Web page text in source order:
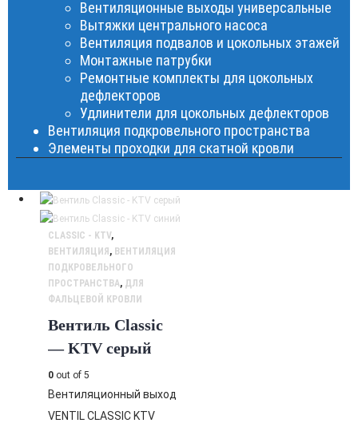
Вентиляционные выходы универсальные
Вытяжки центрального насоса
Вентиляция подвалов и цокольных этажей
Монтажные патрубки
Ремонтные комплекты для цокольных
дефлекторов
Удлинители для цокольных дефлекторов
Вентиляция подкровельного пространства
Элементы проходки для скатной кровли
CLASSIC - KTV,
ВЕНТИЛЯЦИЯ, ВЕНТИЛЯЦИЯ
ПОДКРОВЕЛЬНОГО
ПРОСТРАНСТВА, ДЛЯ
ФАЛЬЦЕВОЙ КРОВЛИ
Вентиль Classic
— KTV серый
0 out of 5
Вентиляционный выход
VENTIL CLASSIC KTV